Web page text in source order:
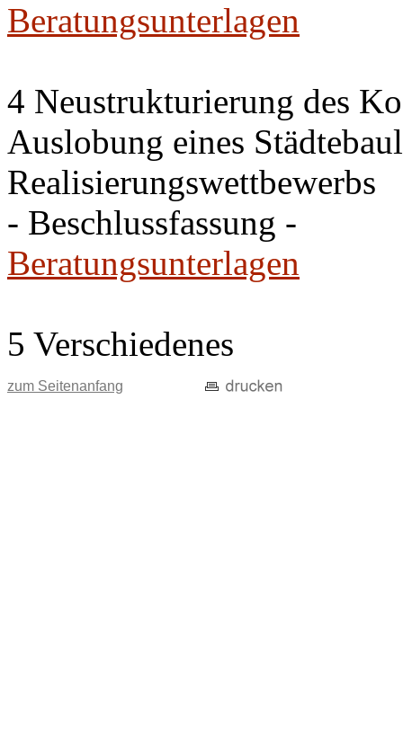
Beratungsunterlagen
4 Neustrukturierung des
Auslobung eines
Realisierungswettbewerbs
- Beschlussfassung -
Beratungsunterlagen
5 Verschiedenes
zum Seitenanfang